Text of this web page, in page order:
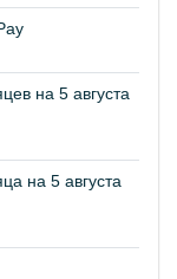
на 5 августа
на 5 августа